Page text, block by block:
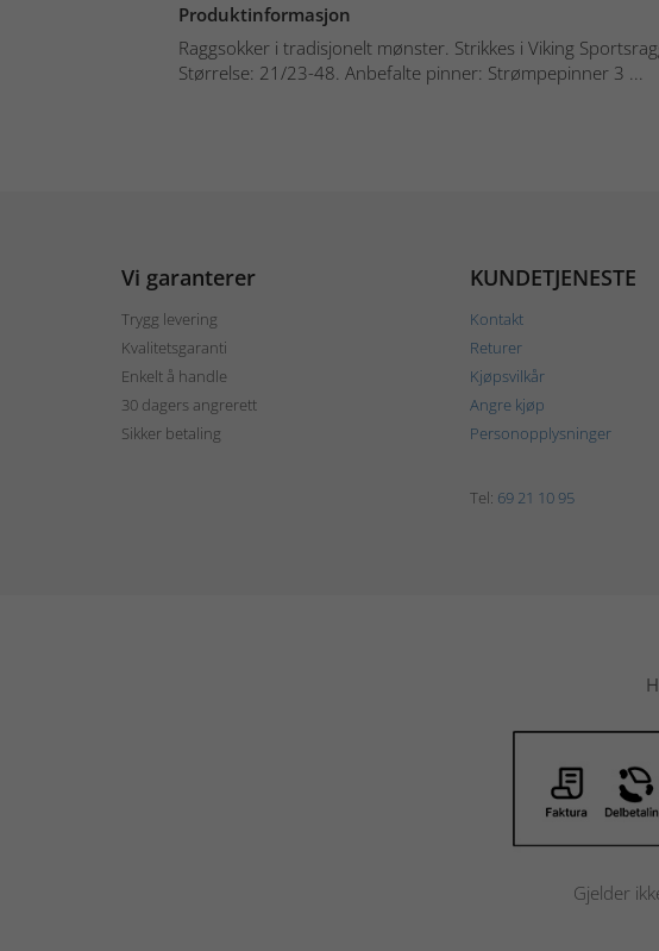
Produktinformasjon
Raggsokker i tradisjonelt mønster. Strikkes i Viking
Størrelse: 21/23-48. Anbefalte pinner: Strømpepinner 3 ...
Vi garanterer
Trygg levering
Kvalitetsgaranti
Enkelt å handle
30 dagers angrerett
Sikker betaling
KUNDETJENESTE
Kontakt
Returer
Kjøpsvilkår
Angre kjøp
Personopplysninger
Tel: 69 21 10 95
Gjelder